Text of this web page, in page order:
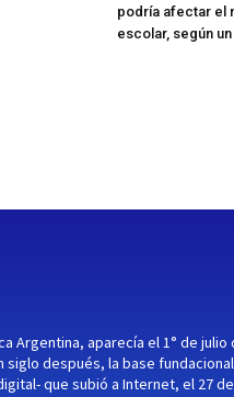
podría afectar el
escolar, según
Argentina, aparecía el 1° de julio
siglo después, la base
que subió a Internet, el 27 de